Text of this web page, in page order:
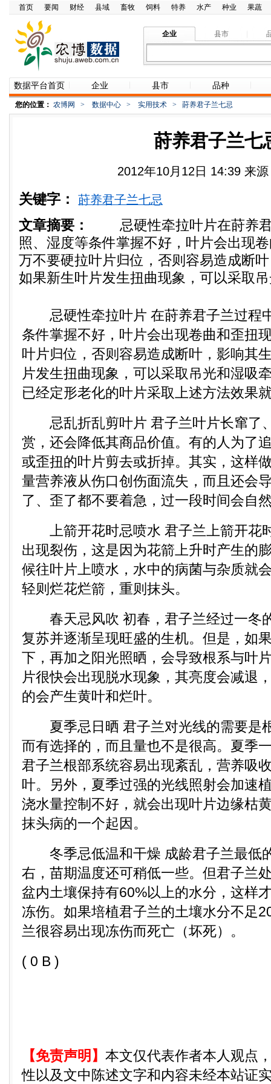
首页 要闻 财经 县域 畜牧 饲料 特养 水产 种业 果蔬
企业 县市
数据平台首页 企业 县市 品种
您的位置： 农博网 > 数据中心 > 实用技术 > 莳养君子兰七忌
莳养君子兰七
2012年10月12日 14:39 来
关键字： 莳养君子兰七忌
文章摘要：
忌硬性牵拉叶片在莳养君
照、湿度等条件掌握不好，叶片会出现
万不要硬拉叶片归位，否则容易造成断
如果新生叶片发生扭曲现象，可以采取
忌硬性牵拉叶片 在莳养君子兰过程
条件掌握不好，叶片会出现卷曲和歪扭
叶片归位，否则容易造成断叶，影响其
片发生扭曲现象，可以采取吊光和湿吸
已经定形老化的叶片采取上述方法效果
忌乱折乱剪叶片 君子兰叶片长窜了
赏，还会降低其商品价值。有的人为了
或歪扭的叶片剪去或折掉。其实，这样
量营养液从伤口创伤面流失，而且还会
了、歪了都不要着急，过一段时间会自
上箭开花时忌喷水 君子兰上箭开花
出现裂伤，这是因为花箭上升时产生的
候往叶片上喷水，水中的病菌与杂质就
轻则烂花烂箭，重则抹头。
春天忌风吹 初春，君子兰经过一冬
复苏并逐渐呈现旺盛的生机。但是，如
下，再加之阳光照晒，会导致根系与叶
片很快会出现脱水现象，其亮度会减退
的会产生黄叶和烂叶。
夏季忌日晒 君子兰对光线的需要是
而有选择的，而且量也不是很高。夏季
君子兰根部系统容易出现紊乱，营养吸
叶。另外，夏季过强的光线照射会加速
浇水量控制不好，就会出现叶片边缘枯
抹头病的一个起因。
冬季忌低温和干燥 成龄君子兰最低
右，苗期温度还可稍低一些。但君子兰
盆内土壤保持有60%以上的水分，这样
冻伤。如果培植君子兰的土壤水分不足
兰很容易出现冻伤而死亡（坏死）。
( 0 B )
【免责声明】 本文仅代表作者本人观点
性以及文中陈述文字和内容未经本站证